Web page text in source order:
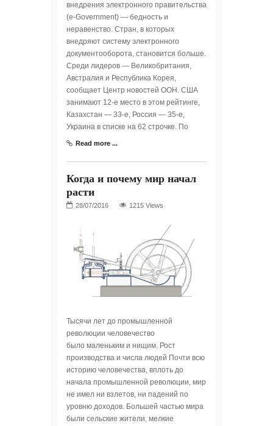
внедрения электронного правительства
(e-Government) — бедность и
неравенство. Стран, в которых
внедряют систему электронного
документооборота, становится больше.
Среди лидеров — Великобритания,
Австралия и Республика Корея,
сообщает Центр новостей ООН. США
занимают 12-е место в этом рейтинге,
Казахстан — 33-е, Россия — 35-е,
Украина в списке на 62 строчке. По
Read more ...
Когда и почему мир начал
расти
1215 Views
Тысячи лет до промышленной
революции человечество
было маленьким и нищим. Рост
производства и числа людей Почти всю
историю человечества, вплоть до
начала промышленной революции, мир
не имел ни взлетов, ни падений по
уровню доходов. Большей частью мира
были сельские жители, мелкие